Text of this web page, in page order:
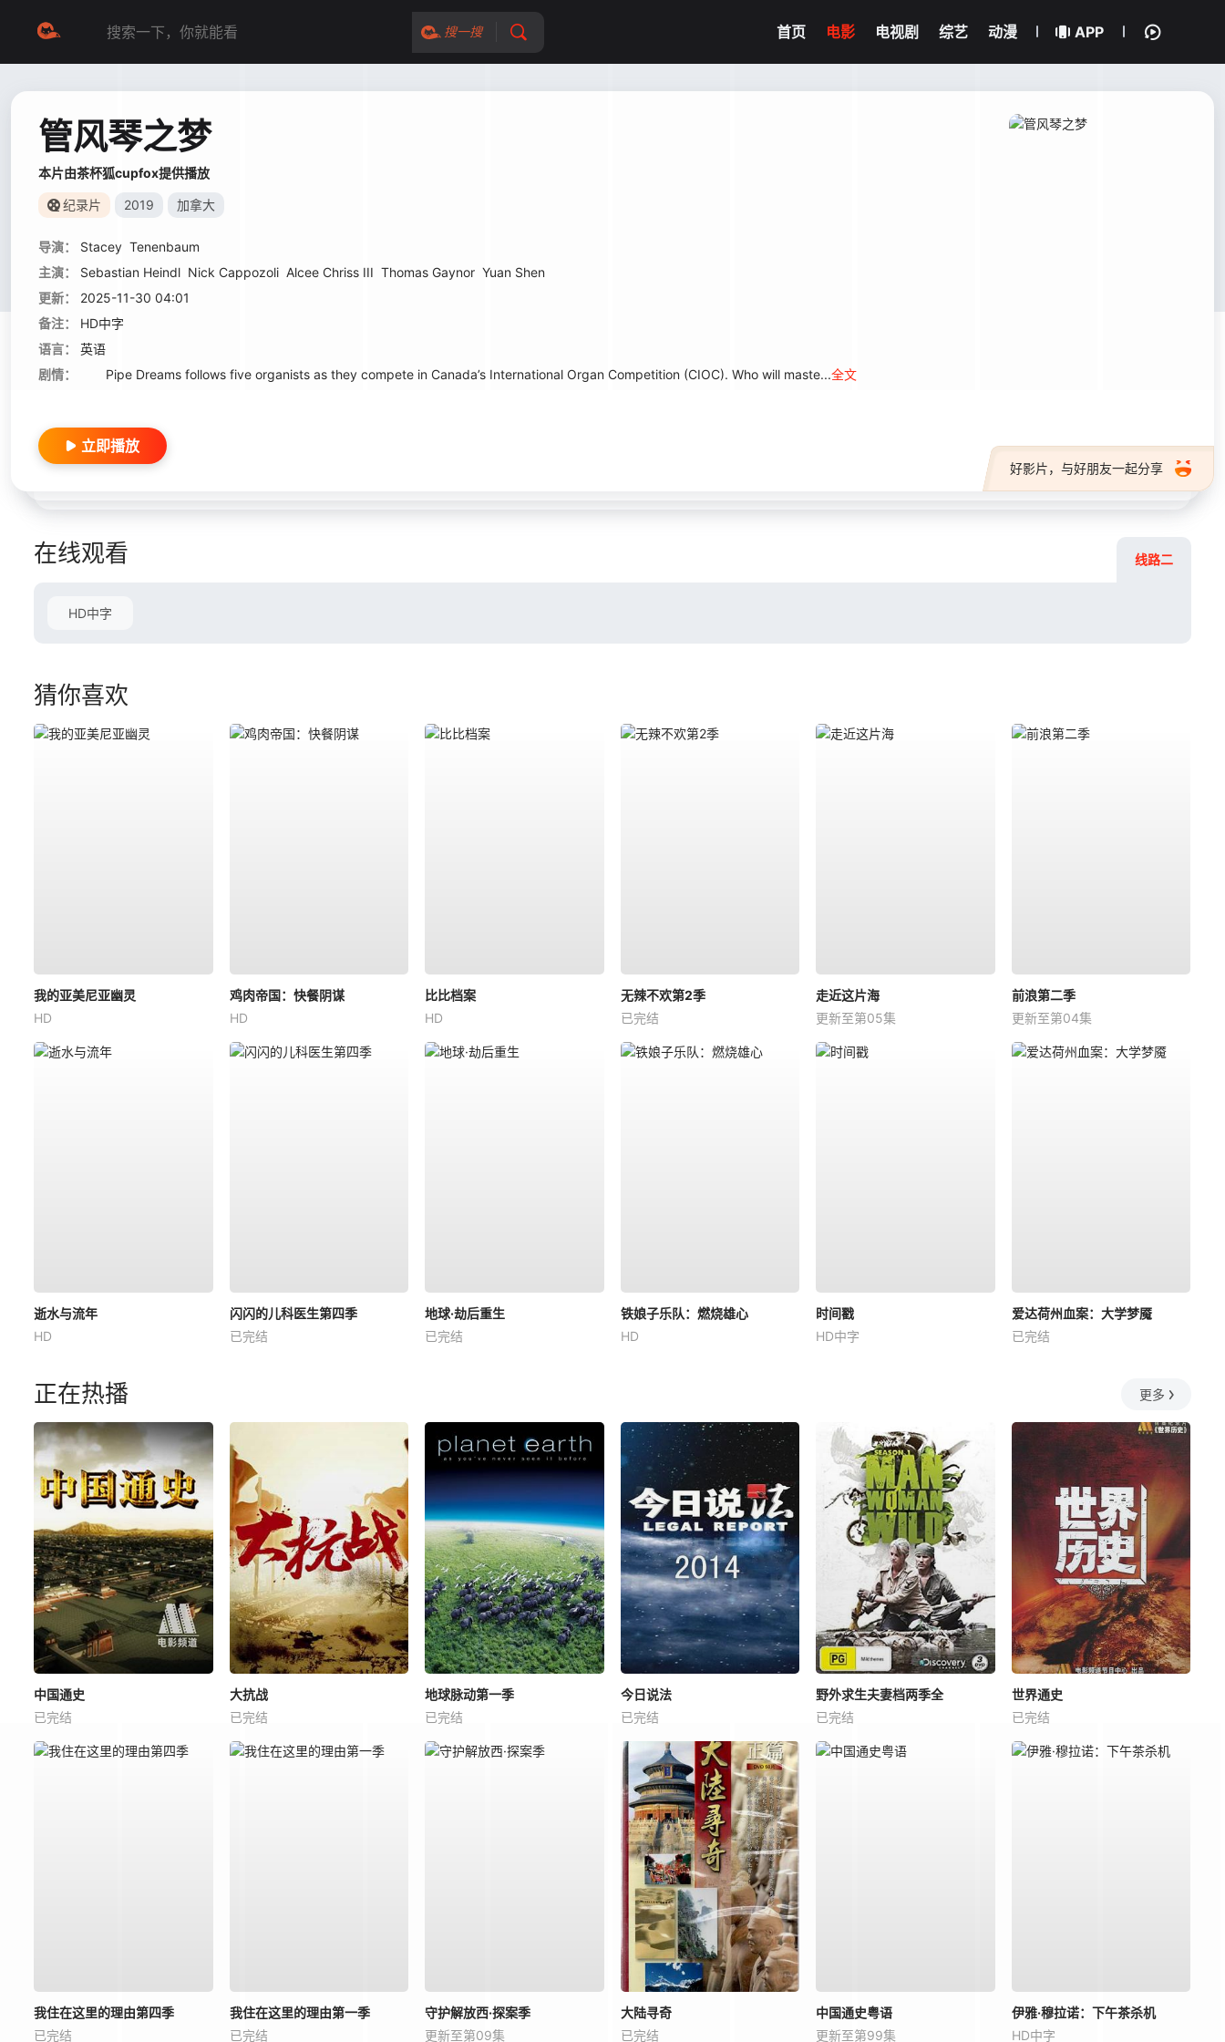
搜一搜 首页 电影 电视剧 综艺 动漫 APP
管风琴之梦
本片由茶杯狐cupfox提供播放
纪录片 2019 加拿大
导演： Stacey Tenenbaum
主演：
Sebastian Heindl Nick Cappozoli Alcee Chriss III Thomas Gaynor Yuan Shen
更新：
2025-11-30 04:01
备注：
HD中字
语言：
英语
剧情：
Pipe Dreams follows five organists as they compete in Canada’s International Organ Competition (CIOC). Who will maste...全文
好影片，与好朋友一起分享
立即播放
在线观看 线路二
HD中字
猜你喜欢
我的亚美尼亚幽灵
HD
鸡肉帝国：快餐阴谋
HD
比比档案
HD
无辣不欢第2季
已完结
走近这片海
更新至第05集
前浪第二季
更新至第04集
逝水与流年
HD
闪闪的儿科医生第四季
已完结
地球·劫后重生
已完结
铁娘子乐队：燃烧雄心
HD
时间戳
HD中字
爱达荷州血案：大学梦魇
已完结
正在热播 更多
中国通史
已完结
大抗战
已完结
地球脉动第一季
已完结
今日说法
已完结
野外求生夫妻档两季全
已完结
世界通史
已完结
我住在这里的理由第四季
已完结
我住在这里的理由第一季
已完结
守护解放西·探案季
更新至第09集
大陆寻奇
已完结
中国通史粤语
更新至第99集
伊雅·穆拉诺：下午茶杀机
HD中字